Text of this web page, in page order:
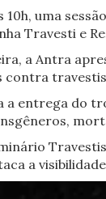
10h, uma
Travesti e
a Antra
contra
a entrega do
a